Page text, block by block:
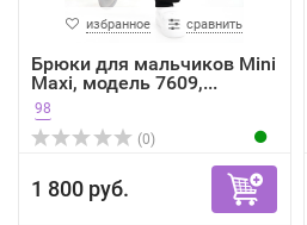
избранное сравнить
Брюки для мальчиков Mini
Maxi, модель 7609,...
98
(0)
1 800 руб.